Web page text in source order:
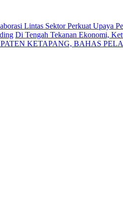
Lintas Sektor Perkuat Upaya
Di Tengah Tekanan Ekonomi,
KETAPANG, BAHAS